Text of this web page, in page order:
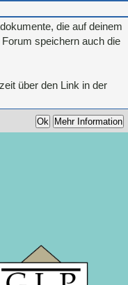
die auf deinem
speichern auch die
über den Link in der